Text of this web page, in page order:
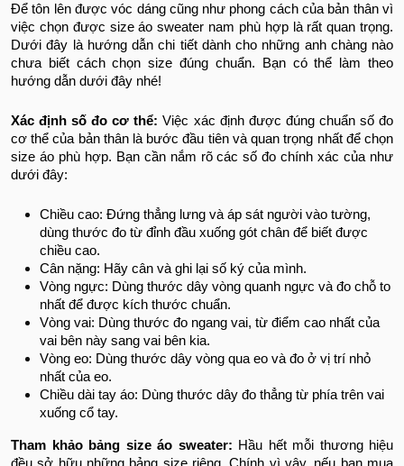
Để tôn lên được vóc dáng cũng như phong cách của bản thân vì
việc chọn được size áo sweater nam phù hợp là rất quan trọng.
Dưới đây là hướng dẫn chi tiết dành cho những anh chàng nào
chưa biết cách chọn size đúng chuẩn. Bạn có thể làm theo
hướng dẫn dưới đây nhé!
Xác định số đo cơ thể:Việc xác định được đúng chuẩn số đo
cơ thể của bản thân là bước đầu tiên và quan trọng nhất để chọn
size áo phù hợp. Bạn cần nắm rõ các số đo chính xác của như
dưới đây:
Chiều cao: Đứng thẳng lưng và áp sát người vào tường,
dùng thước đo từ đỉnh đầu xuống gót chân để biết được
chiều cao.
Cân nặng: Hãy cân và ghi lại số ký của mình.
Vòng ngực: Dùng thước dây vòng quanh ngực và đo chỗ to
nhất để được kích thước chuẩn.
Vòng vai: Dùng thước đo ngang vai, từ điểm cao nhất của
vai bên này sang vai bên kia.
Vòng eo: Dùng thước dây vòng qua eo và đo ở vị trí nhỏ
nhất của eo.
Chiều dài tay áo: Dùng thước dây đo thẳng từ phía trên vai
xuống cổ tay.
Tham khảo bảng size áo sweater: Hầu hết mỗi thương hiệu